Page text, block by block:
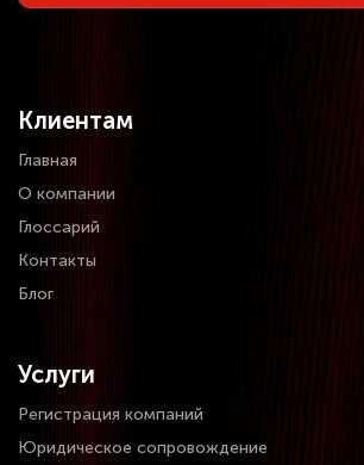
Клиентам
Главная
О компании
Глоссарий
Контакты
Блог
Услуги
Регистрация компаний
Юридическое сопровождение